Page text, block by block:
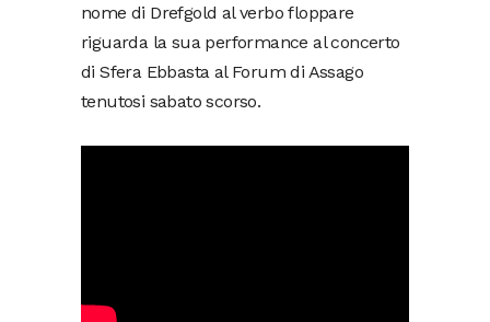
nome di Drefgold al verbo floppare
riguarda la sua performance al concerto
di Sfera Ebbasta al Forum di Assago
tenutosi sabato scorso.